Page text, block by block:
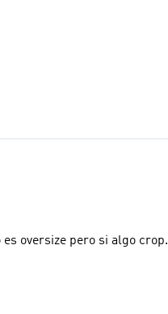
oversize pero si algo crop.